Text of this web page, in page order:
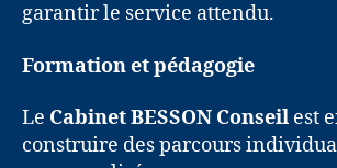
garantir le service attendu.
Formation et pédagogie
Le Cabinet BESSON Conseil est
construire des parcours